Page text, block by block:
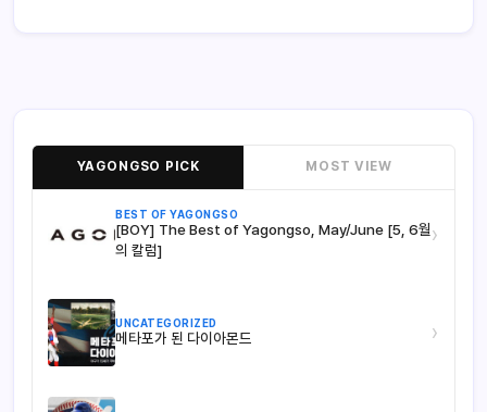
YAGONGSO PICK MOST VIEW
BEST OF YAGONGSO
[BOY] The Best of Yagongso, May/June [5, 6월
의 칼럼]
›
UNCATEGORIZED
메타포가 된 다이아몬드 ›